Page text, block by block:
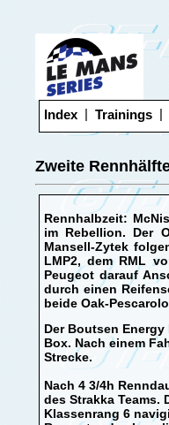
Index | Trainings |
Zweite
Rennhalbzeit:
im Rebellion. Der
Mansell-Zytek
LMP2, dem RML
Peugeot darauf
durch einen
beide Oak-
Der Boutsen
Box. Nach einem
Strecke.
Nach 4 3/4h
des Strakka Teams.
Klassenrang 6